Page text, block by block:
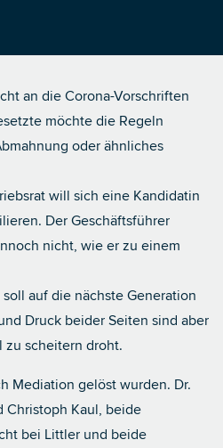
an die Corona-Vorschriften
möchte die Regeln
oder ähnliches
will sich eine Kandidatin
Der Geschäftsführer
nicht, wie er zu einem
auf die nächste Generation
Druck beider Seiten sind aber
zu scheitern droht.
Mediation gelöst wurden. Dr.
Christoph Kaul, beide
bei Littler und beide